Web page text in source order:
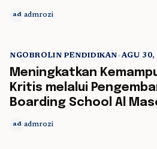
ad admrozi
NGOBROLIN PENDIDIKAN•AGU 30,
Meningkatkan
Kritis melalui
Boarding School Al
ad admrozi